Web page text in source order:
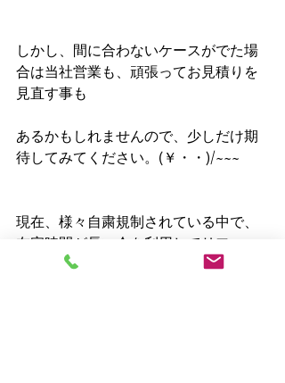
しかし、間に合わないケースがでた場
合は当社営業も、頑張ってお見積りを
見直す事も
あるかもしれませんので、少しだけ期
待してみてください。(￥・・)/~~~
現在、様々自粛規制されている中で、
在宅時間が長い今を利用してリフォー
ムされる方も